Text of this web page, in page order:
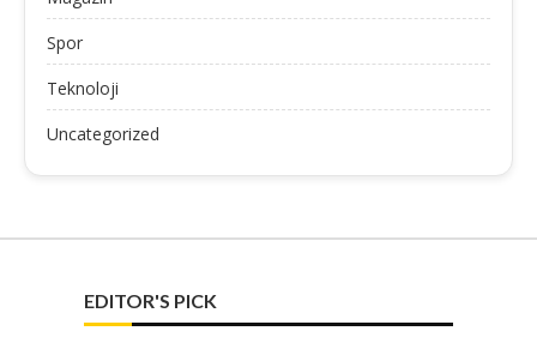
Spor
Teknoloji
Uncategorized
EDITOR'S PICK